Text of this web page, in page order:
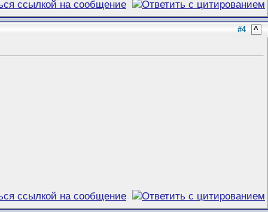
#4 ^